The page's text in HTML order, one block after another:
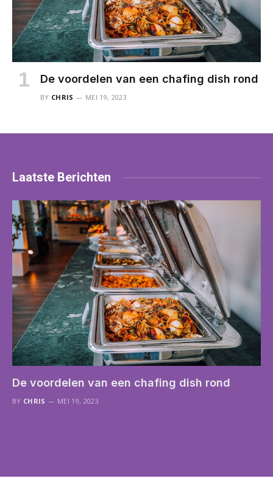
De voordelen van een chafing dish rond
BY CHRIS MEI 19, 2023
Laatste Berichten
De voordelen van een chafing dish rond
BY CHRIS MEI 19, 2023